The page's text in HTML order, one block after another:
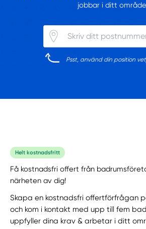
jobbar i ditt
Psst, använd din position
Helt kostnadsfritt
Få kostnadsfri offert från
närheten av dig!
Skapa en kostnadsfri offertförfrågan
och kom i kontakt med upp till fem
uppfyller dina krav & arbetar i ditt